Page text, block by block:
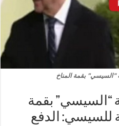
"السيسي" بقمة المناخ
“السيسي” بقمة
للسيسي: الدفع